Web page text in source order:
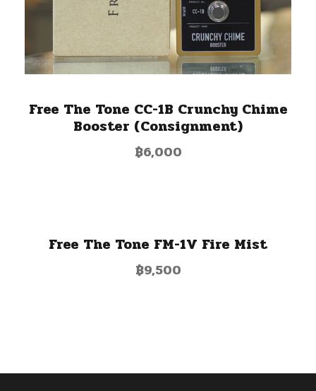
Free The Tone CC-1B Crunchy Chime
Booster (Consignment)
฿6,000
Free The Tone FM-1V Fire Mist
฿9,500